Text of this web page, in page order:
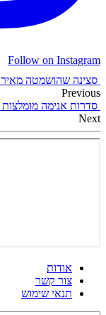
Follow on Instagram
סצינה שהושמטה
Previous
סדרות אנימה מומלצות של
Next
אודות
צור קשר
תנאי שימוש